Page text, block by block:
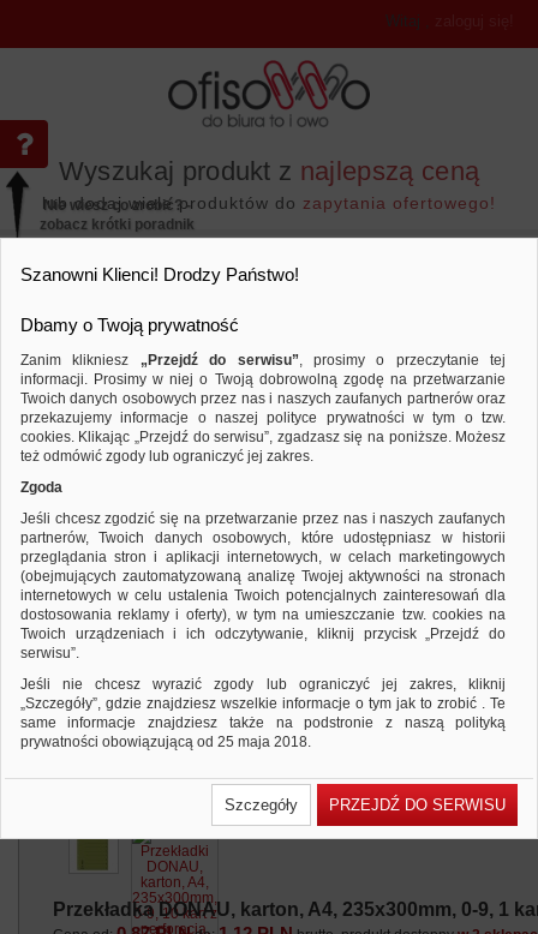
Wyszukaj produkt z najlepszą ceną
lub dodaj wiele produktów do zapytania ofertowego!
Witaj ,
Archiwizacja dokumentów
Przekładki kartonowe
perforacją, zielona
Porównaj produkt: Przekładka DONAU, karton, A4,
Przekładka DONAU, karton, A4, 235x300mm, 0-9, 1
Nie wiesz co zrobić? -
zobacz krótki poradnik
Szanowni Klienci! Drodzy Państwo!
Dbamy o Twoją prywatność
Zanim klikniesz „Przejdź do serwisu”, prosimy o przeczytanie tej
informacji. Prosimy w niej o Twoją dobrowolną zgodę na przetwarzanie
Twoich danych osobowych przez nas i naszych zaufanych partnerów oraz
przekazujemy informacje o naszej polityce prywatności w tym o tzw.
cookies. Klikając „Przejdź do serwisu”, zgadzasz się na poniższe. Możesz
też odmówić zgody lub ograniczyć jej zakres.
Zgoda
Jeśli chcesz zgodzić się na przetwarzanie przez nas i naszych zaufanych
partnerów, Twoich danych osobowych, które udostępniasz w historii
przeglądania stron i aplikacji internetowych, w celach marketingowych
(obejmujących zautomatyzowaną analizę Twojej aktywności na stronach
internetowych w celu ustalenia Twoich potencjalnych zainteresowań dla
dostosowania reklamy i oferty), w tym na umieszczanie tzw. cookies na
Twoich urządzeniach i ich odczytywanie, kliknij przycisk „Przejdź do
serwisu”.
Jeśli nie chcesz wyrazić zgody lub ograniczyć jej zakres, kliknij
„Szczegóły”, gdzie znajdziesz wszelkie informacje o tym jak to zrobić . Te
same informacje znajdziesz także na podstronie z naszą polityką
prywatności obowiązującą od 25 maja 2018.
wcześniejsza zgoda której udzieliliście podczas zakładania konta. Każda
Państwa zgoda jest dobrowolna i można ją w dowolnym momencie
Polityka prywatności (rozwiń)
Klauzula Informacyjna (rozwiń)
Lista Zaufanych Partnerów (rozwiń)
Szczegóły PRZEJDŹ DO SERWISU